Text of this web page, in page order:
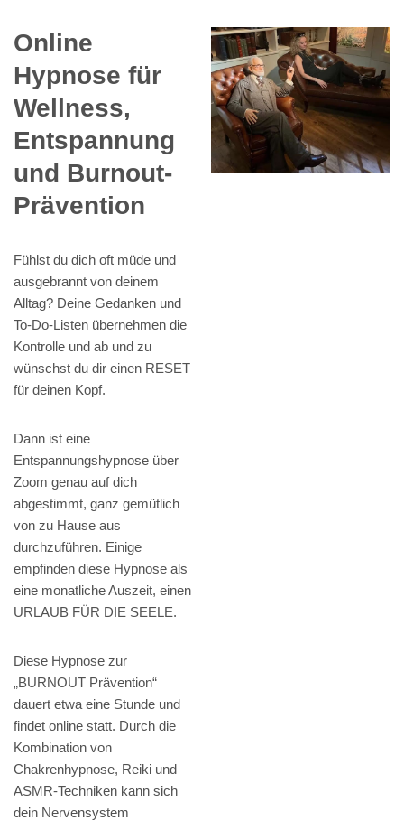
Online
Hypnose für
Wellness,
Entspannung
und Burnout-
Prävention
Fühlst du dich oft müde und
ausgebrannt von deinem
Alltag? Deine Gedanken und
To-Do-Listen übernehmen die
Kontrolle und ab und zu
wünschst du dir einen RESET
für deinen Kopf.
Dann ist eine
Entspannungshypnose über
Zoom genau auf dich
abgestimmt, ganz gemütlich
von zu Hause aus
durchzuführen. Einige
empfinden diese Hypnose als
eine monatliche Auszeit, einen
URLAUB FÜR DIE SEELE.
Diese Hypnose zur
„BURNOUT Prävention“
dauert etwa eine Stunde und
findet online statt. Durch die
Kombination von
Chakrenhypnose, Reiki und
ASMR-Techniken kann sich
dein Nervensystem